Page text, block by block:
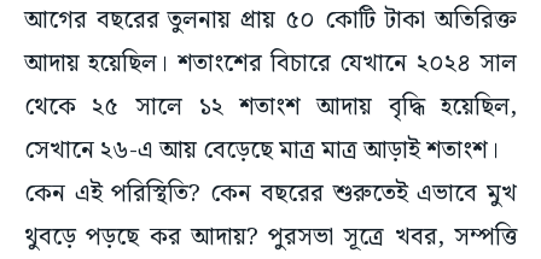
আগের বছরের তুলনায় প্রায় ৫০ কোটি টাকা অতিরিক্ত
আদায় হয়েছিল। শতাংশের বিচারে যেখানে ২০২৪ সাল
থেকে ২৫ সালে ১২ শতাংশ আদায় বৃদ্ধি হয়েছিল,
সেখানে ২৬-এ আয় বেড়েছে মাত্র মাত্র আড়াই শতাংশ।
কেন এই পরিস্থিতি? কেন বছরের শুরুতেই এভাবে মুখ
থুবড়ে পড়ছে কর আদায়? পুরসভা সূত্রে খবর, সম্পত্তি